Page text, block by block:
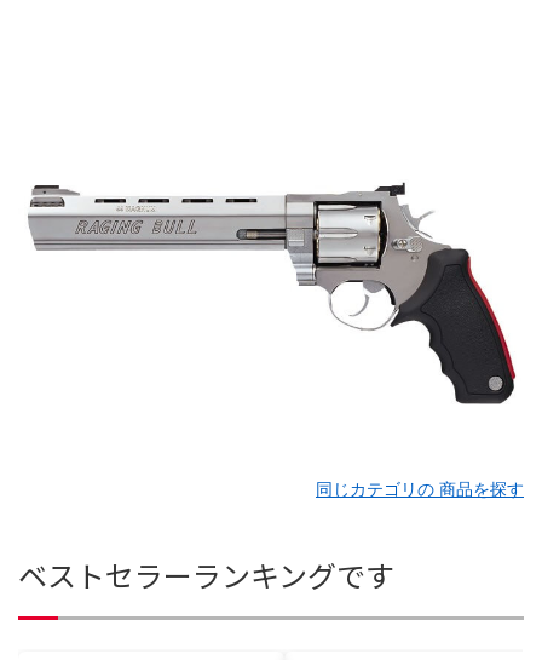
同じカテゴリの 商品を探す
ベストセラーランキングです